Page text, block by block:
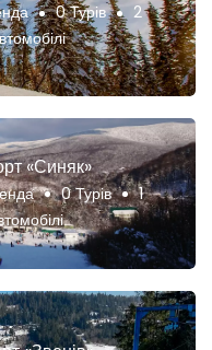
0 Турів
2
«Синяк»
0 Турів
1